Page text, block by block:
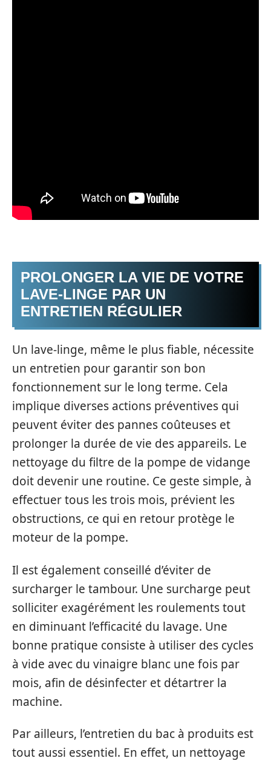
PROLONGER LA VIE DE VOTRE
LAVE-LINGE PAR UN
ENTRETIEN RÉGULIER
Un lave-linge, même le plus fiable, nécessite
un entretien pour garantir son bon
fonctionnement sur le long terme. Cela
implique diverses actions préventives qui
peuvent éviter des pannes coûteuses et
prolonger la durée de vie des appareils. Le
nettoyage du filtre de la pompe de vidange
doit devenir une routine. Ce geste simple, à
effectuer tous les trois mois, prévient les
obstructions, ce qui en retour protège le
moteur de la pompe.
Il est également conseillé d’éviter de
surcharger le tambour. Une surcharge peut
solliciter exagérément les roulements tout
en diminuant l’efficacité du lavage. Une
bonne pratique consiste à utiliser des cycles
à vide avec du vinaigre blanc une fois par
mois, afin de désinfecter et détartrer la
machine.
Par ailleurs, l’entretien du bac à produits est
tout aussi essentiel. En effet, un nettoyage